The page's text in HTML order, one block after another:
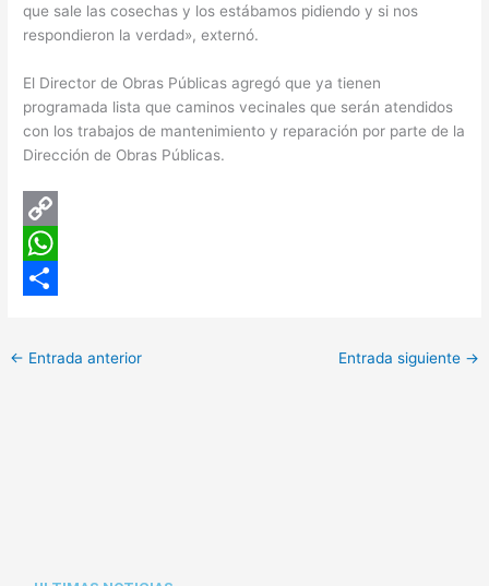
que sale las cosechas y los estábamos pidiendo y si nos
respondieron la verdad», externó.
El Director de Obras Públicas agregó que ya tienen
programada lista que caminos vecinales que serán atendidos
con los trabajos de mantenimiento y reparación por parte de la
Dirección de Obras Públicas.
C
oW
← Entrada anterior Entrada siguiente →